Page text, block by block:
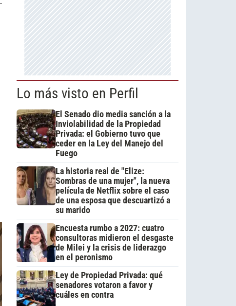
Lo más visto en Perfil
El Senado dio media sanción a la
Inviolabilidad de la Propiedad
Privada: el Gobierno tuvo que
ceder en la Ley del Manejo del
Fuego
La historia real de "Elize:
Sombras de una mujer", la nueva
película de Netflix sobre el caso
de una esposa que descuartizó a
su marido
Encuesta rumbo a 2027: cuatro
consultoras midieron el desgaste
de Milei y la crisis de liderazgo
en el peronismo
Ley de Propiedad Privada: qué
senadores votaron a favor y
cuáles en contra